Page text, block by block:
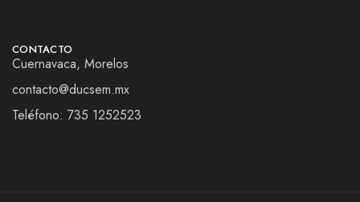
CONTACTO
Cuernavaca, Morelos
contacto@ducsem.mx
Teléfono: 735 1252523